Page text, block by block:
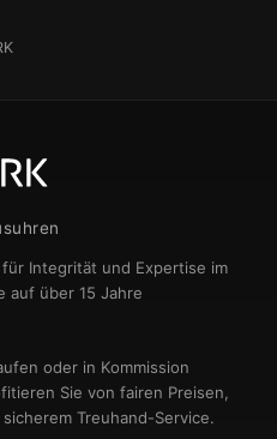
für Integrität und Expertise im
auf über 15 Jahre
oder in Kommission
Sie von fairen Preisen,
Treuhand-Service.